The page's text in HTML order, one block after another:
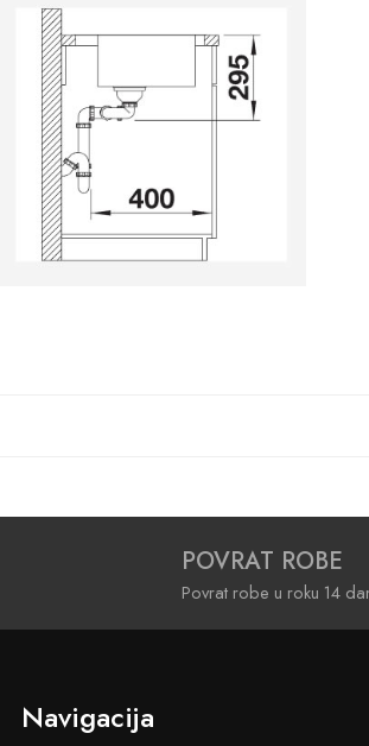
POVRAT ROBE
Povrat robe u roku 14
Navigacija